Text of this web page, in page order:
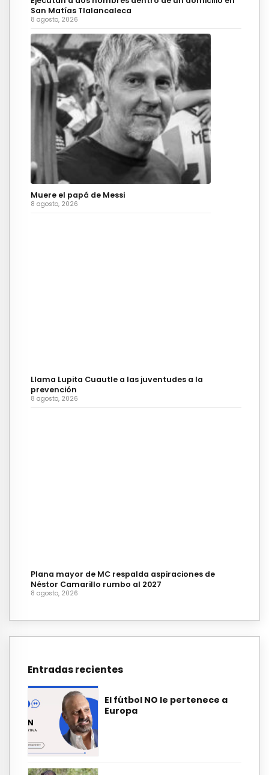
San Matías Tlalancaleca
8 agosto, 2026
Muere el papá de Messi
8 agosto, 2026
Llama Lupita Cuautle a las juventudes a la
prevención
8 agosto, 2026
Plana mayor de MC respalda aspiraciones de
Néstor Camarillo rumbo al 2027
8 agosto, 2026
Entradas recientes
El fútbol NO le pertenece a
Europa